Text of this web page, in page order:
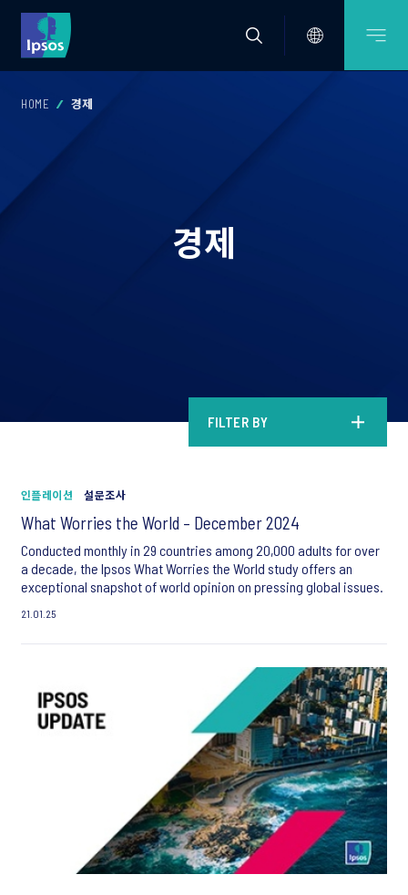
HOME 경제
경제
FILTER BY
인플레이션 설문조사
What Worries the World – December 2024
Conducted monthly in 29 countries among 20,000 adults for over
a decade, the Ipsos What Worries the World study offers an
exceptional snapshot of world opinion on pressing global issues.
21.01.25